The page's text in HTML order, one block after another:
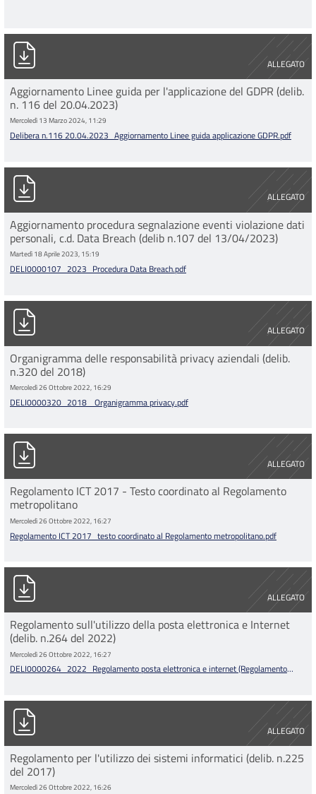
ALLEGATO
Delibera n.116 20.04.2023_Aggiornamento Linee guida
Aggiornamento Linee guida per l'applicazione del GDPR (delib.
n. 116 del 20.04.2023)
Mercoledì 13 Marzo 2024, 11:29
Delibera n.116 20.04.2023_Aggiornamento Linee guida applicazione GDPR.pdf
ALLEGATO
DELI0000107_2023_Procedura Data Breach.pdf
Aggiornamento procedura segnalazione eventi violazione dati
personali, c.d. Data Breach (delib n.107 del 13/04/2023)
Martedì 18 Aprile 2023, 15:19
DELI0000107_2023_Procedura Data Breach.pdf
ALLEGATO
DELI0000320_2018 _Organigramma privacy.pdf
Organigramma delle responsabilità privacy aziendali (delib.
n.320 del 2018)
Mercoledì 26 Ottobre 2022, 16:29
DELI0000320_2018 _Organigramma privacy.pdf
ALLEGATO
Regolamento ICT 2017_testo coordinato al Regolamento
Regolamento ICT 2017 - Testo coordinato al Regolamento
metropolitano
Mercoledì 26 Ottobre 2022, 16:27
Regolamento ICT 2017_testo coordinato al Regolamento metropolitano.pdf
ALLEGATO
DELI0000264_2022_Regolamento posta elettronica e
Regolamento sull'utilizzo della posta elettronica e Internet
(delib. n.264 del 2022)
Mercoledì 26 Ottobre 2022, 16:27
DELI0000264_2022_Regolamento posta elettronica e internet (Regolamento
ALLEGATO
DELI0000225_2017_Regolamento per l&#039;utilizzo dei
Regolamento per l'utilizzo dei sistemi informatici (delib. n.225
del 2017)
Mercoledì 26 Ottobre 2022, 16:26